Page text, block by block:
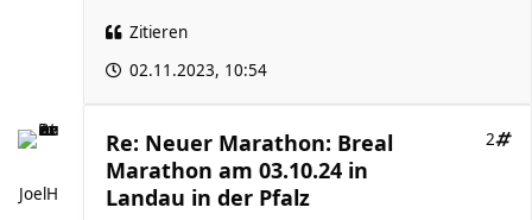
Zitieren
02.11.2023, 10:54
JoelH
Re: Neuer Marathon: Breal
Marathon am 03.10.24 in
Landau in der Pfalz
2